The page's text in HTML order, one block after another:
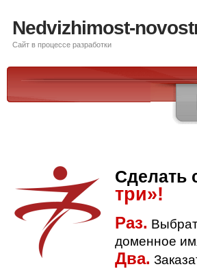
Nedvizhimost-
Сайт в процессе разработки
Сделать
три»!
Раз.
доменное
Два.